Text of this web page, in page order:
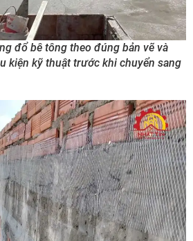
đổ bê tông theo đúng bản vẽ và
kiện kỹ thuật trước khi chuyển sang